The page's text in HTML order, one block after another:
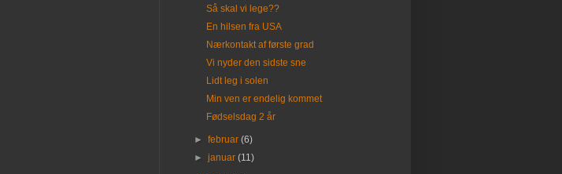
Så skal vi lege??
En hilsen fra USA
Nærkontakt af første grad
Vi nyder den sidste sne
Lidt leg i solen
Min ven er endelig kommet
Fødselsdag 2 år
►februar(6)
►januar(11)